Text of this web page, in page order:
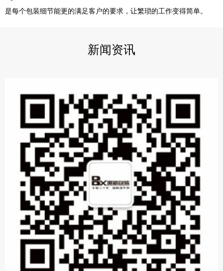
是每个包装细节能更的满足客户的要求，让繁琐的工作变得简单。
新闻资讯